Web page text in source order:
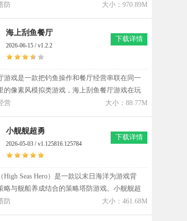
蓝前线将第三人称射击与舰队策略融合在一
紧凑，既要掌握瞄准时机，也要考虑舰队阵容
排。苍蓝前线手游拥有大量经典战舰可供收
都有不同定位、技能与成长路线，舰队组合变
除了主线海战之外，还有港口经营、联盟对
、科技研发等内容，让整个发展过程更有层
大小：970.89M
防
海上刮鱼餐厅
2026-06-15 / v1.2.2
游戏是一款把钓鱼操作和餐厅经营串联在同一
的像素风模拟类游戏，海上刮鱼餐厅游戏在玩
轻度但带有持续资源积累思路，海上刮鱼餐厅
一艘漂浮在海面的餐厅起步，边处理顾客订单
程，整体推进过程带着一点手忙脚乱却又能慢
。游戏画面采用像素表达方式，海面、鱼群以
构都做了分区处理，视觉信息不会过度拥挤。
获到稀有鱼类都会改变后续经营节奏，经营策
价格变化产生调整空间。
大小：88.77M
营
下载详情
小舰舰超勇
2026-05-03 / v1.125816.125784
High Seas Hero）是一款以末日海洋为游戏背
略与舰船养成结合的策略塔防游戏。小舰舰超
要通过资源分配、舰艇升级与海怪对抗等核心
条件下不断优化发展路线。小舰舰超勇还加入
大小：461.68M
防
下载详情